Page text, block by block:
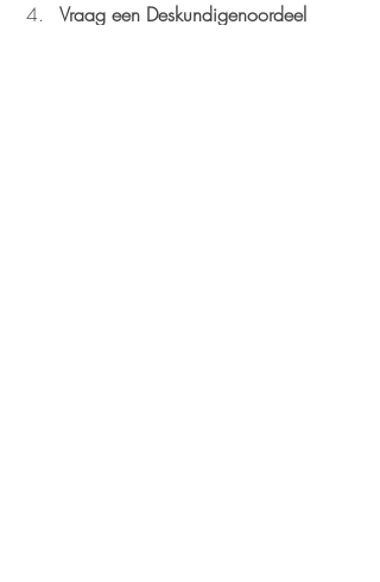
Vraag een Deskundigenoordeel